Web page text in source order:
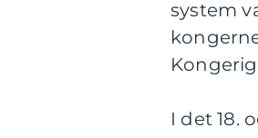
system
I det 18.